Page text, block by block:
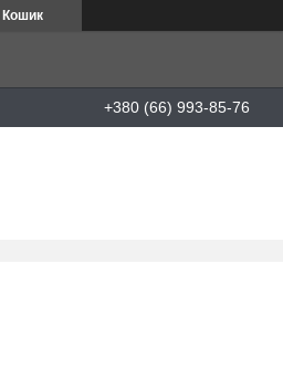
Кошик
+380 (66) 993-85-76